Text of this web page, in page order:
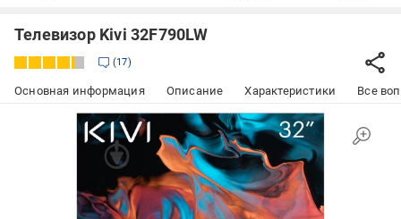
Телевизор Kivi 32F790LW
17
Основная информация Описание Характеристики Все